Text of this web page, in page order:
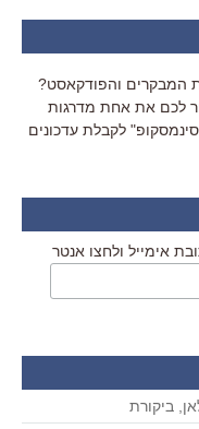
המבקרים והפודקאסט?
לכם את אחת מדרגות
לקבלת עדכונים
אימייל ולחצו אנטר
ביקורת